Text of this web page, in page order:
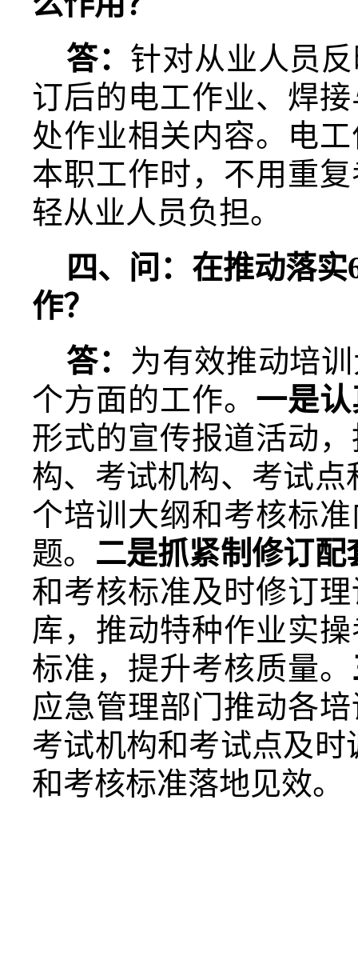
答： 针对从业人员
订后的电工作业、焊
处作业相关内容。电
本职工作时，不用重
轻从业人员负担。
四、问：在推动落实
作？
答： 为有效推动培
个方面的工作。 一是
形式的宣传报道活动
构、考试机构、考试
个培训大纲和考核标
题。 二是抓紧制修订配
和考核标准及时修订
库，推动特种作业实
标准，提升考核质量。
应急管理部门推动各
考试机构和考试点及
和考核标准落地见效。